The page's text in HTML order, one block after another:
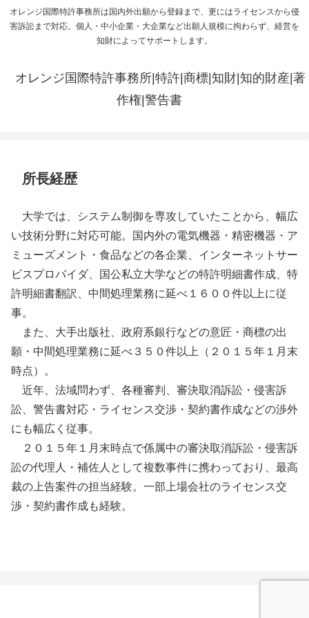
オレンジ国際特許事務所は国内外出願から登録まで、更にはライセンスから侵
害訴訟まで対応。個人・中小企業・大企業など出願人規模に拘わらず、経営を
知財によってサポートします。
オレンジ国際特許事務所|特許|商標|知財|知的財産|著
作権|警告書
所長経歴
大学では、システム制御を専攻していたことから、幅広
い技術分野に対応可能。国内外の電気機器・精密機器・ア
ミューズメント・食品などの各企業、インターネットサー
ビスプロバイダ、国公私立大学などの特許明細書作成、特
許明細書翻訳、中間処理業務に延べ１６００件以上に従
事。
また、大手出版社、政府系銀行などの意匠・商標の出
願・中間処理業務に延べ３５０件以上（２０１５年１月末
時点）。
近年、法域問わず、各種審判、審決取消訴訟・侵害訴
訟、警告書対応・ライセンス交渉・契約書作成などの渉外
にも幅広く従事。
２０１５年１月末時点で係属中の審決取消訴訟・侵害訴
訟の代理人・補佐人として複数事件に携わっており、最高
裁の上告案件の担当経験。一部上場会社のライセンス交
渉・契約書作成も経験。